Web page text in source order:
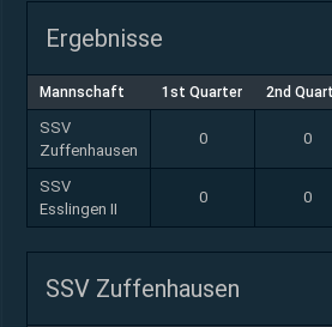
Ergebnisse
Mannschaft 1st Quarter 2nd
SSV
Zuffenhausen
0 0
SSV
Esslingen II
0 0
SSV Zuffenhausen